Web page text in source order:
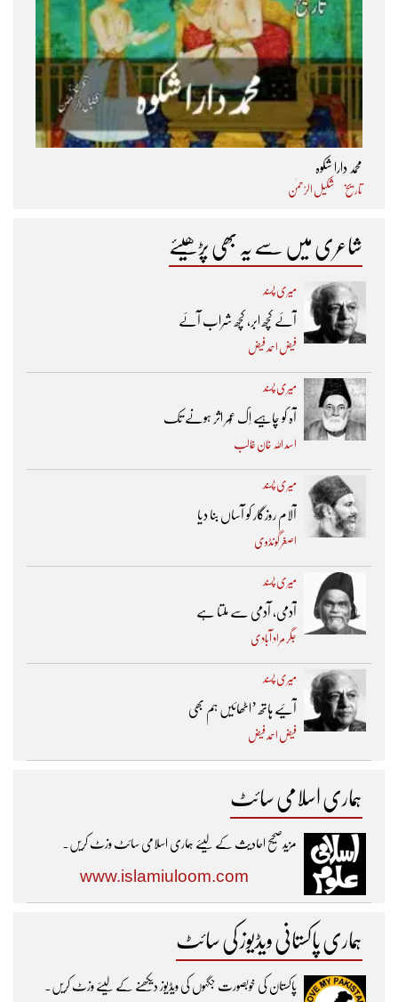
محمد دارا شکوہ
تاریخ شکیل الرّحمٰن
شاعری میں سے یہ بھی پڑھیئے
میری پسند
آئے کچھ ابر، کچھ شراب آئے
فیض احمد فیض
میری پسند
آہ کو چاہیے اِک عُمر اثر ہونے تک ​
اسد اللہ خان غالب
میری پسند
آلام روزگار کو آساں بنا دیا
اصغر گونڈوی
میری پسند
آدمی، آدمی سے ملتا ہے
جگر مراد آبادی
میری پسند
آئیے ہاتھ ’اٹھائیں ہم بھی
فیض احمد فیض
ہماری اسلامی سائٹ
مزیدصحیح احادیث کے لیئے ہماری اسلامی سائٹ وزٹ کریں۔
www.islamiuloom.com
ہماری پاکستانی ویڈیوز کی سائٹ
پاکستان کی خوبصورت جگہوں کی ویڈیوز دیکھنے کے لیئے وزٹ کریں۔